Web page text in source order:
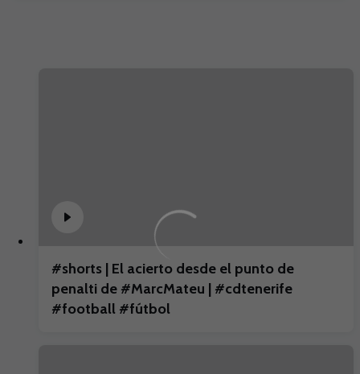
#shorts | El acierto desde el punto de
penalti de #MarcMateu | #cdtenerife
#football #fútbol